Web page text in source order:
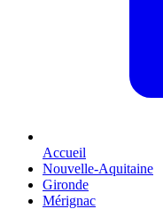
Accueil
Nouvelle-Aquitaine
Gironde
Mérignac